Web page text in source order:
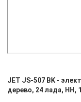
JET JS-507 BK -
дерево, 24 лада, HH,